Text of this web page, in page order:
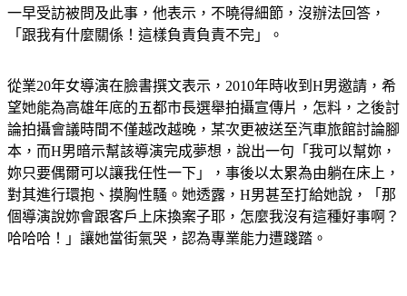
「跟我有什麼關係！這樣負責負責不完」。
望她能為高雄年底的五都市長選舉拍攝宣傳片，怎料，之後討
論拍攝會議時間不僅越改越晚，某次更被送至汽車旅館討論腳
本，而H男暗示幫該導演完成夢想，說出一句「我可以幫妳，
妳只要偶爾可以讓我任性一下」，事後以太累為由躺在床上，
對其進行環抱、摸胸性騷。她透露，H男甚至打給她說，「那
個導演說妳會跟客戶上床換案子耶，怎麼我沒有這種好事啊？
哈哈哈！」讓她當街氣哭，認為專業能力遭踐踏。